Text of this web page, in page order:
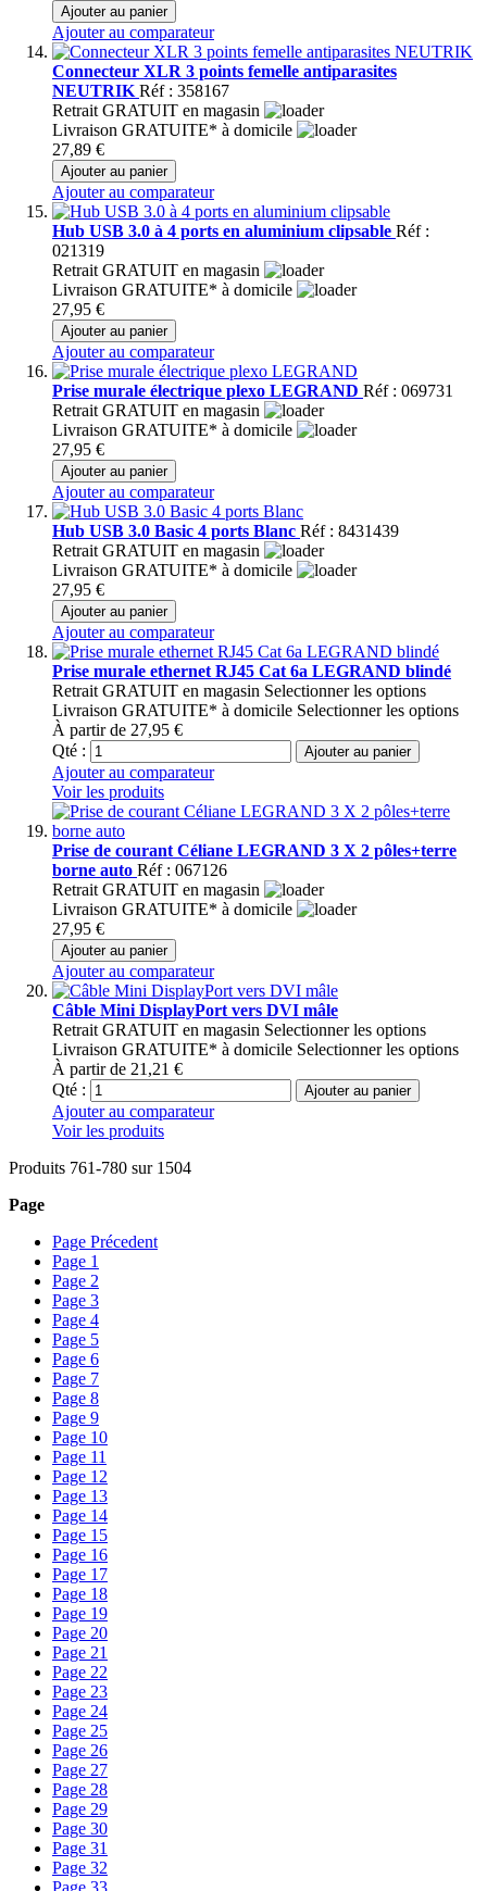
Ajouter au panier
Ajouter au comparateur
Connecteur XLR 3 points femelle antiparasites
NEUTRIK Réf : 358167
Retrait GRATUIT en magasin
Livraison GRATUITE* à domicile
27,89 €
Ajouter au panier
Ajouter au comparateur
Hub USB 3.0 à 4 ports en aluminium clipsable Réf :
021319
Retrait GRATUIT en magasin
Livraison GRATUITE* à domicile
27,95 €
Ajouter au panier
Ajouter au comparateur
Prise murale électrique plexo LEGRAND Réf : 069731
Retrait GRATUIT en magasin
Livraison GRATUITE* à domicile
27,95 €
Ajouter au panier
Ajouter au comparateur
Hub USB 3.0 Basic 4 ports Blanc Réf : 8431439
Retrait GRATUIT en magasin
Livraison GRATUITE* à domicile
27,95 €
Ajouter au panier
Ajouter au comparateur
Prise murale ethernet RJ45 Cat 6a LEGRAND blindé
Retrait GRATUIT en magasin Selectionner les options
Livraison GRATUITE* à domicile Selectionner les options
À partir de 27,95 €
Qté :
Ajouter au panier
Ajouter au comparateur
Voir les produits
Prise de courant Céliane LEGRAND 3 X 2 pôles+terre
borne auto Réf : 067126
Retrait GRATUIT en magasin
Livraison GRATUITE* à domicile
27,95 €
Ajouter au panier
Ajouter au comparateur
Câble Mini DisplayPort vers DVI mâle
Retrait GRATUIT en magasin Selectionner les options
Livraison GRATUITE* à domicile Selectionner les options
À partir de 21,21 €
Qté :
Ajouter au panier
Ajouter au comparateur
Voir les produits
Produits 761-780 sur 1504
Page
Page Précedent
Page 1
Page 2
Page 3
Page 4
Page 5
Page 6
Page 7
Page 8
Page 9
Page 10
Page 11
Page 12
Page 13
Page 14
Page 15
Page 16
Page 17
Page 18
Page 19
Page 20
Page 21
Page 22
Page 23
Page 24
Page 25
Page 26
Page 27
Page 28
Page 29
Page 30
Page 31
Page 32
Page 33